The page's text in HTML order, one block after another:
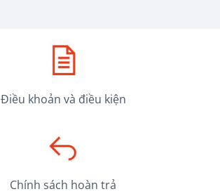
Điều khoản và điều kiện
Chính sách hoàn trả